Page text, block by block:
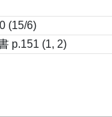
(15/6)
p.151 (1, 2)